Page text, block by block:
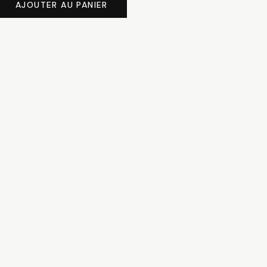
AJOUTER AU PANIER